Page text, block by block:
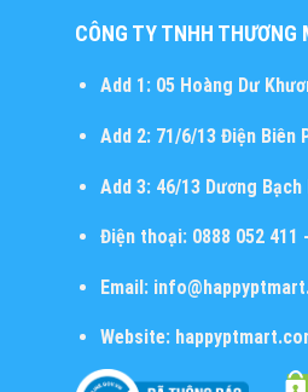
CÔNG TY TNHH
Add 1:05 Hoàng Dư
Add 2:71/6/13 Điện Biên
Add 3:46/13 Dương Bạch
Điện thoại:0888 052 411
Email:
Website: